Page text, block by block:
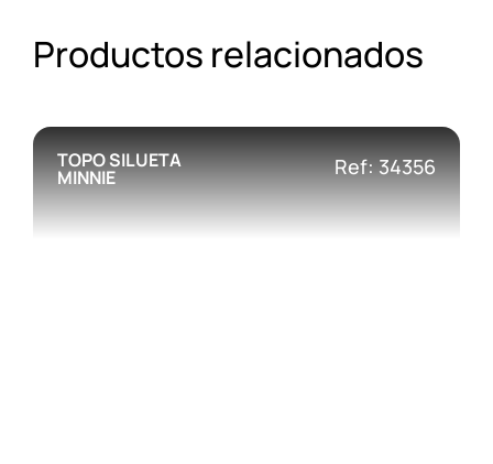
Productos relacionados
TOPO SILUETA
MINNIE Ref: 34356